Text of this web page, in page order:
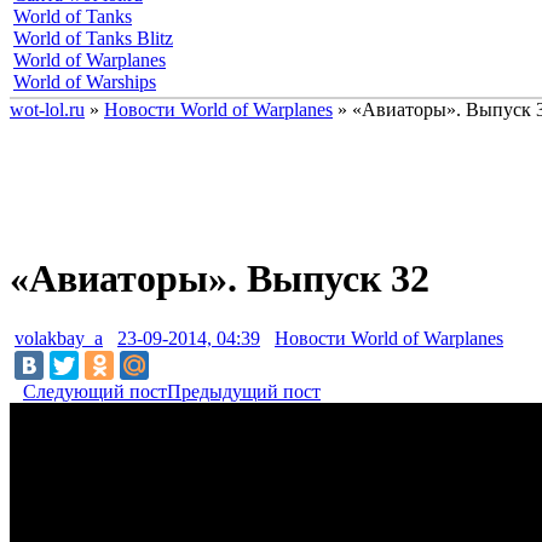
World of Tanks
World of Tanks Blitz
World of Warplanes
World of Warships
wot-lol.ru » Новости World of Warplanes » «Авиаторы». Выпуск
«Авиаторы». Выпуск 32
volakbay_a 23-09-2014, 04:39 Новости World of Warplanes
Следующий постПредыдущий пост